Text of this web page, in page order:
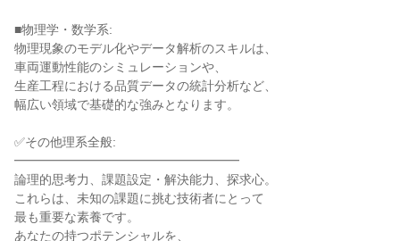
■物理学・数学系:
物理現象のモデル化やデータ解析のスキルは、
車両運動性能のシミュレーションや、
生産工程における品質データの統計分析など、
幅広い領域で基礎的な強みとなります。
✅その他理系全般:
━━━━━━━━━━━━━━━━━━
論理的思考力、課題設定・解決能力、探求心。
これらは、未知の課題に挑む技術者にとって
最も重要な素養です。
あなたの持つポテンシャルを、